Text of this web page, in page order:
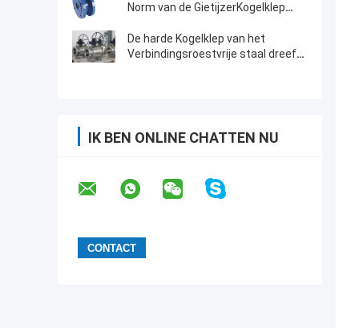
Norm van de GietijzerKogelklep
De harde Kogelklep van het
Verbindingsroestvrije staal dreef
IK BEN ONLINE CHATTEN NU